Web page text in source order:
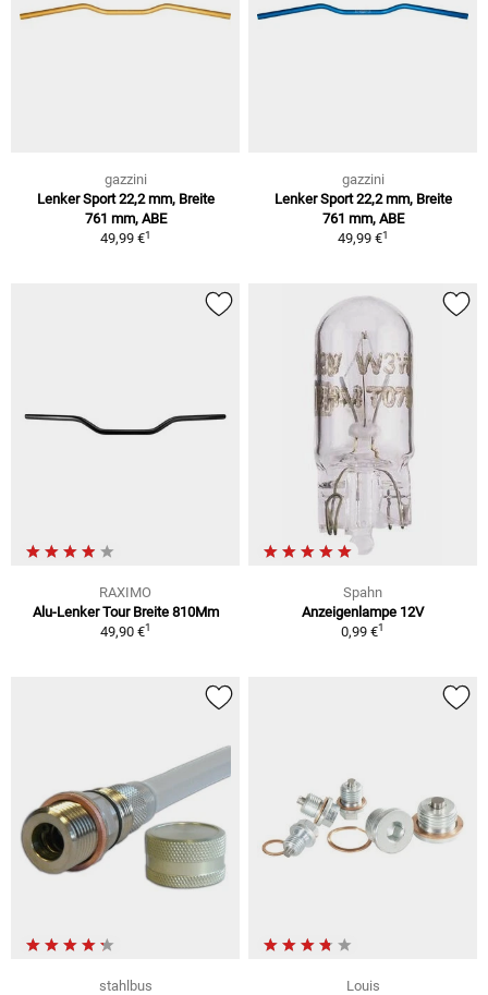
gazzini
Lenker Sport 22,2 mm, Breite
761 mm, ABE
49,99 €1
gazzini
Lenker Sport 22,2 mm, Breite
761 mm, ABE
49,99 €1
RAXIMO
Alu-Lenker Tour Breite 810Mm
49,90 €1
Spahn
Anzeigenlampe 12V
0,99 €1
stahlbus
Louis